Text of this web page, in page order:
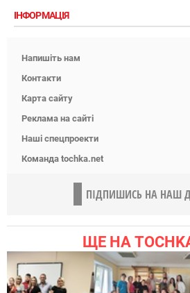
ІНФОРМАЦІЯ
Напишіть нам
Контакти
Карта сайту
Реклама на сайті
Наші спецпроекти
Команда tochka.net
ПІДПИШИСЬ НА НАШ
ЩЕ НА